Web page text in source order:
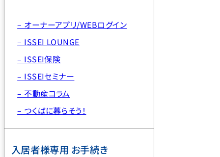
– オーナーアプリ/WEBログイン
– ISSEI LOUNGE
– ISSEI保険
– ISSEIセミナー
– 不動産コラム
– つくばに暮らそう！
入居者様専用 お手続き